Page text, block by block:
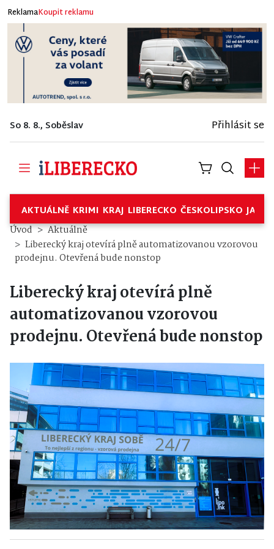
ReklamaKoupit reklamu
So 8. 8., Soběslav Přihlásit se
AKTUÁLNĚ KRIMI KRAJ LIBERECKO ČESKOLIPSKO
Úvod
Aktuálně
Liberecký kraj otevírá plně automatizovanou vzorovou
prodejnu. Otevřená bude nonstop
Liberecký kraj otevírá plně
automatizovanou vzorovou
prodejnu. Otevřená bude nonstop